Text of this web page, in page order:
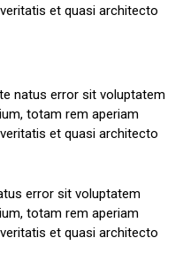
et quasi architecto
natus error sit voluptatem
totam rem aperiam
et quasi architecto
error sit voluptatem
totam rem aperiam
et quasi architecto